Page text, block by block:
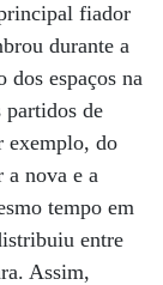
fiador
durante a
dos espaços na
partidos de
exemplo, do
nova e a
tempo em
entre
Assim,